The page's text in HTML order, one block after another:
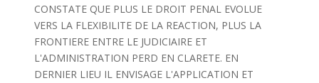
CONSTATE QUE PLUS LE DROIT PENAL EVOLUE
VERS LA FLEXIBILITE DE LA REACTION, PLUS LA
FRONTIERE ENTRE LE JUDICIAIRE ET
L'ADMINISTRATION PERD EN CLARETE. EN
DERNIER LIEU IL ENVISAGE L'APPLICATION ET